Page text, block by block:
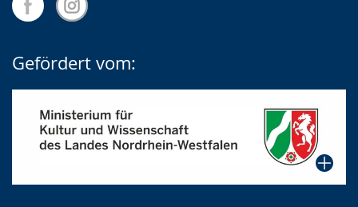
Gefördert vom: